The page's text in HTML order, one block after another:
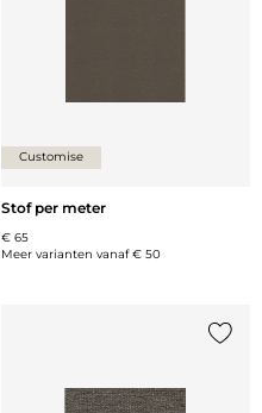
Customise
Stof per meter
€ 65
Meer varianten vanaf€ 50